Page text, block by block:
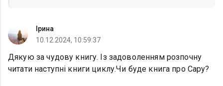
Ірина
10.12.2024, 10:59:37
Дякую за чудову книгу. Із задоволенням розпочну
читати наступні книги циклу.Чи буде книга про Сару?